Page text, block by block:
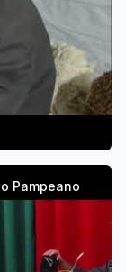
Pampeano